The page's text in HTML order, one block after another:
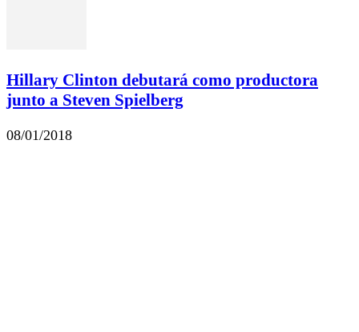
Hillary Clinton debutará como productora
junto a Steven Spielberg
08/01/2018